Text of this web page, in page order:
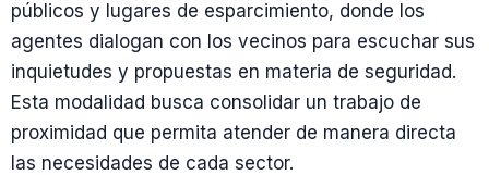
públicos y lugares de esparcimiento, donde los
agentes dialogan con los vecinos para escuchar sus
inquietudes y propuestas en materia de seguridad.
Esta modalidad busca consolidar un trabajo de
proximidad que permita atender de manera directa
las necesidades de cada sector.